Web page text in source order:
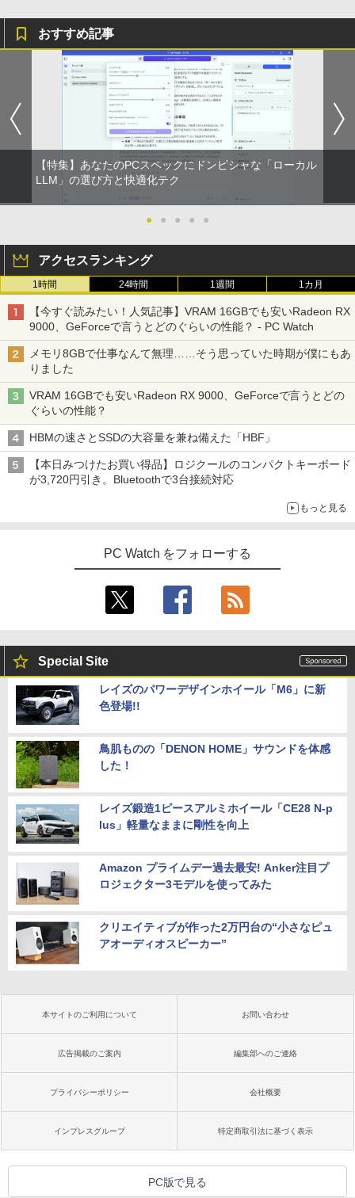
見知らぬ糸
￥250
On My Road (Stadium ver.)
￥250
On My Road (Stadium ver.)
￥250
by Amazon 天然水ラベルレス 2L×9本
￥1,117
by Amazon 炭酸水 ラベルレス 500ml ×24本
art Basic)
コカ・コーラ やかんの麦茶 from 爽健美茶 ラ
ベルレス 650mlPET×24本
￥2,009
ONE PIECE モノクロ版 115 (ジャンプコミッ
クスDIGITAL)
￥594
HUNTER×HUNTER モノクロ版 39 (ジャンプ
コミックスDIGITAL)
￥572
スーパーの裏でヤニ吸うふたり 9巻 (デジタル
版ビッグガンガンコミックス)
￥810
おすすめ記事
【特集】あなたのPCスペックにドンピシャな「ローカル
LLM」の選び方と快適化テク
● ● ● ● ●
アクセスランキング
1時間 24時間 1週間 1カ月
【今すぐ読みたい！人気記事】VRAM 16GBでも安いRadeon RX
9000、GeForceで言うとどのぐらいの性能？ - PC Watch
メモリ8GBで仕事なんて無理……そう思っていた時期が僕にもあ
りました
VRAM 16GBでも安いRadeon RX 9000、GeForceで言うとどの
ぐらいの性能？
HBMの速さとSSDの大容量を兼ね備えた「HBF」
【本日みつけたお買い得品】ロジクールのコンパクトキーボード
が3,720円引き。Bluetoothで3台接続対応
もっと見る
PC Watch をフォローする
Special Site
レイズのパワーデザインホイール「M6」に新
色登場!!
鳥肌ものの「DENON HOME」サウンドを体感
した！
レイズ鍛造1ピースアルミホイール「CE28 N-p
lus」軽量なままに剛性を向上
Amazon プライムデー過去最安! Anker注目プ
ロジェクター3モデルを使ってみた
クリエイティブが作った2万円台の“小さなピュ
アオーディオスピーカー”
本サイトのご利用について お問い合わせ
広告掲載のご案内 編集部へのご連絡
プライバシーポリシー 会社概要
インプレスグループ 特定商取引法に基づく表示
PC版で見る